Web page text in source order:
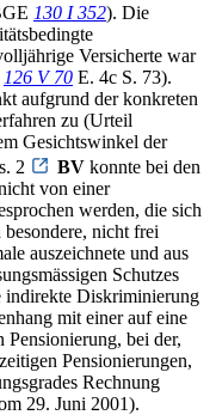
130 I 352). Die
Versicherte war
126 V 70 E. 4c S. 73).
aufgrund der konkreten
zu (Urteil
Gesichtswinkel der
2
BV konnte bei den
von einer
werden, die sich
nicht frei
auszeichnete und aus
Schutzes
indirekte Diskriminierung
mit einer auf eine
bei der,
Pensionierungen,
Rechnung
29. Juni 2001).